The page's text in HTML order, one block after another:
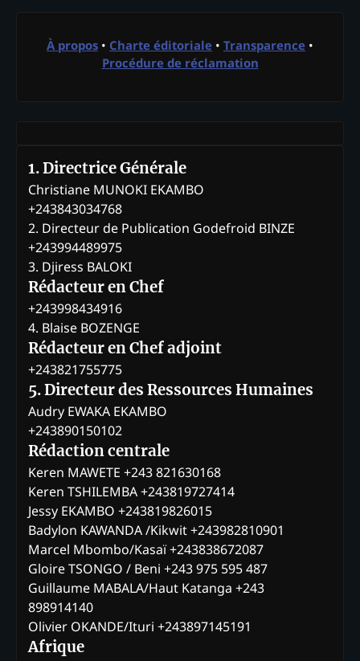
À propos • Charte éditoriale • Transparence •
Procédure de réclamation
1. Directrice Générale
Christiane MUNOKI EKAMBO
+243843034768
2. Directeur de Publication Godefroid BINZE
+243994489975
3. Djiress BALOKI
Rédacteur en Chef
+243998434916
4. Blaise BOZENGE
Rédacteur en Chef adjoint
+243821755775
5. Directeur des Ressources Humaines
Audry EWAKA EKAMBO
+243890150102
Rédaction centrale
Keren MAWETE +243 821630168
Keren TSHILEMBA +243819727414
Jessy EKAMBO +243819826015
Badylon KAWANDA /Kikwit +243982810901
Marcel Mbombo/Kasaï +243838672087
Gloire TSONGO / Beni +243 975 595 487
Guillaume MABALA/Haut Katanga +243
898914140
Olivier OKANDE/Ituri +243897145191
Afrique